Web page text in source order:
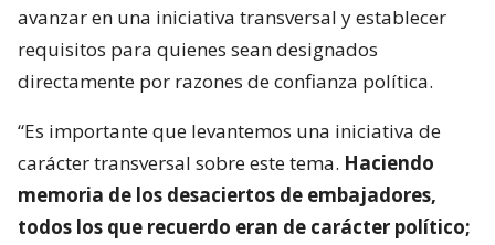
avanzar en una iniciativa transversal y establecer
requisitos para quienes sean designados
directamente por razones de confianza política.
“Es importante que levantemos una iniciativa de
carácter transversal sobre este tema. Haciendo
memoria de los desaciertos de embajadores,
todos los que recuerdo eran de carácter político;